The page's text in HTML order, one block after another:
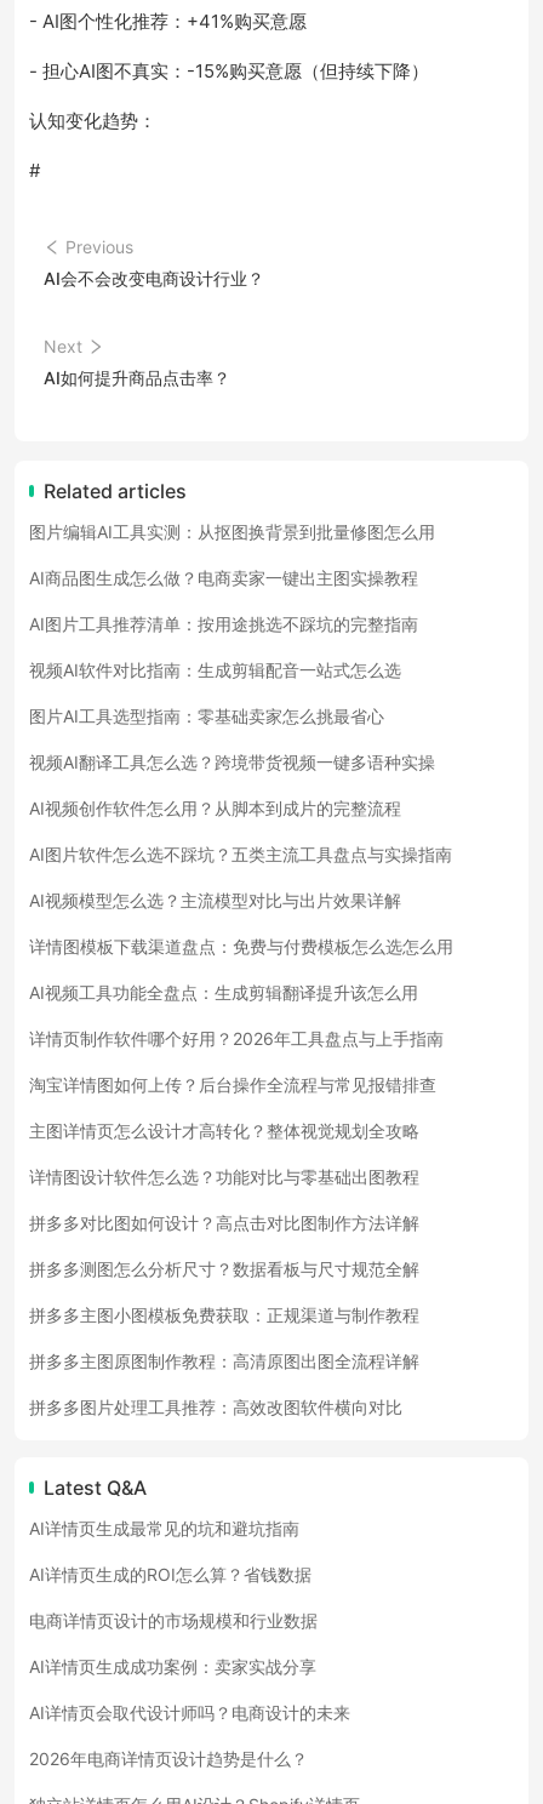
- AI图个性化推荐：+41%购买意愿
- 担心AI图不真实：-15%购买意愿（但持续下降）
认知变化趋势：
#
Previous
AI会不会改变电商设计行业？
Next
AI如何提升商品点击率？
Related articles
图片编辑AI工具实测：从抠图换背景到批量修图怎么用
AI商品图生成怎么做？电商卖家一键出主图实操教程
AI图片工具推荐清单：按用途挑选不踩坑的完整指南
视频AI软件对比指南：生成剪辑配音一站式怎么选
图片AI工具选型指南：零基础卖家怎么挑最省心
视频AI翻译工具怎么选？跨境带货视频一键多语种实操
AI视频创作软件怎么用？从脚本到成片的完整流程
AI图片软件怎么选不踩坑？五类主流工具盘点与实操指南
AI视频模型怎么选？主流模型对比与出片效果详解
详情图模板下载渠道盘点：免费与付费模板怎么选怎么用
AI视频工具功能全盘点：生成剪辑翻译提升该怎么用
详情页制作软件哪个好用？2026年工具盘点与上手指南
淘宝详情图如何上传？后台操作全流程与常见报错排查
主图详情页怎么设计才高转化？整体视觉规划全攻略
详情图设计软件怎么选？功能对比与零基础出图教程
拼多多对比图如何设计？高点击对比图制作方法详解
拼多多测图怎么分析尺寸？数据看板与尺寸规范全解
拼多多主图小图模板免费获取：正规渠道与制作教程
拼多多主图原图制作教程：高清原图出图全流程详解
拼多多图片处理工具推荐：高效改图软件横向对比
Latest Q&A
AI详情页生成最常见的坑和避坑指南
AI详情页生成的ROI怎么算？省钱数据
电商详情页设计的市场规模和行业数据
AI详情页生成成功案例：卖家实战分享
AI详情页会取代设计师吗？电商设计的未来
2026年电商详情页设计趋势是什么？